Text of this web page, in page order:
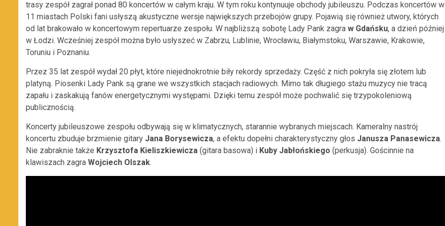
trasy zespół zagrał ponad 80 koncertów w całym kraju. W tym roku kontynuuje obchody jubileuszu. Podczas koncertów w
11 miastach Polski fani usłyszą akustyczne wersje największych przebojów grupy. Pojawią się również utwory, których
od lat brakowało w koncertowym repertuarze zespołu. W najbliższą sobotę Lady Pank zagra w Gdańsku, a dzień później
w Łodzi. Wcześniej zespół można było usłyszeć w Zabrzu, Lublinie, Wrocławiu, Białymstoku, Warszawie, Krakowie,
Toruniu i Poznaniu.
Przez 35 lat zespół wydał 20 płyt, które niejednokrotnie biły rekordy sprzedaży. Część z nich pokryła się złotem lub
platyną. Piosenki Lady Pank są grane we wszystkich stacjach radiowych. Mimo tak długiego stażu muzycy nie tracą
zapału i zaskakują fanów energetycznymi występami. Dzięki temu zespół może pochwalić się trzypokoleniową
publicznością.
Koncerty jubileuszowe zespołu odbywają się w klimatycznych, starannie wybranych miejscach. Kameralny nastrój
koncertu zbuduje brzmienie gitary Jana Borysewicza, a efektu dopełni charakterystyczny głos Janusza Panasewicza.
Nie zabraknie także Krzysztofa Kieliszkiewicza (gitara basowa) i Kuby Jabłońskiego (perkusja). Gościnnie na
klawiszach zagra Wojciech Olszak.